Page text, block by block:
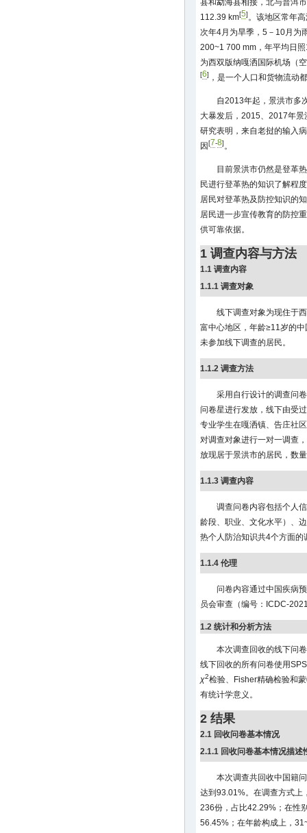
112.39 km[5] 。该地区常年
次年4月为旱季，5－10月为
200~1 700 mm，年平均日
为西双版纳嘎洒国际机场（
[6] ，是一个人口和货物流动
自2013年起，景洪市多
大暴发后，2015、2017年
研究表明，来自老挝的输入
因[7-8] 。
目前景洪市仍然是登革
民进行登革热的知识了解程
居民对登革热及防控知识的
居民进一步宣传教育的防控
供可靠依据。
1 调查内容与方法
1.1 调查内容
1.1.1 调查对象
线下调查对象为现住于
富中心地区，年龄≥11岁的
未参加线下调查的居民。
1.1.2 调查方法
采用自行设计的调查问
问卷星进行发放，线下由受
专业学生在嘎洒镇、告庄社
对调查对象进行一对一调查
放现居于景洪市的居民，数
1.1.3 调查内容
调查问卷内容包括个人
龄段、职业、文化水平）、
热个人防治知识共4个方面的
1.1.4 伦理
问卷内容通过中国疾病
员会审查（编号：ICDC-
1.2 统计和分析方法
本次调查回收的线下问
线下回收的所有问卷使用
χ2检验、Fisher精确检验和
有统计学意义。
2 结果
2.1 回收问卷基本情况
2.1.1 回收问卷基本情况描述
本次调查共回收中国籍
达到93.01%。在调查方式上
236份，占比42.29%；在性
56.45%；在年龄构成上，